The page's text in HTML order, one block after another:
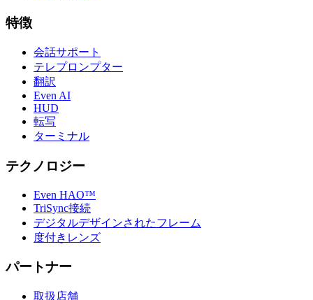
特徴
会話サポート
テレプロンプター
翻訳
Even AI
HUD
転写
ターミナル
テクノロジー
Even HAO™
TriSync接続
デジタルデザインされたフレーム
度付きレンズ
パートナー
取扱店舗